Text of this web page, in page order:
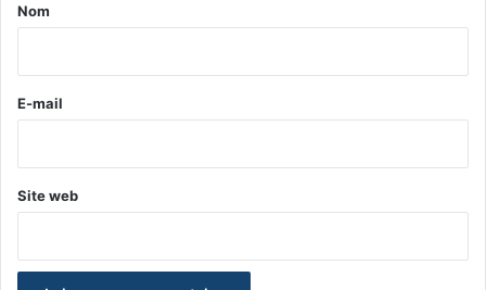
a
e
Nom
E-mail
Site web